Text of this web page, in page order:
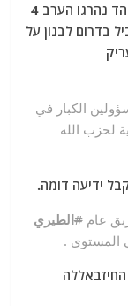
במה שנראה או כתאונת דרכים או חיסול מהדהד נהרגו הערב 4
בדרום לבנון על
لحزب الله
ידיעה דומה.
عام#الطيري
المستوى .
החיזבאללה